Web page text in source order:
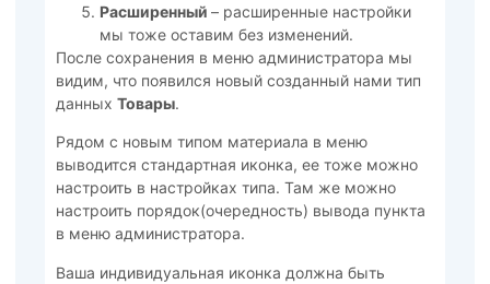
Расширенный – расширенные настройки
мы тоже оставим без изменений.
После сохранения в меню администратора мы
видим, что появился новый созданный нами тип
данных Товары.
Рядом с новым типом материала в меню
выводится стандартная иконка, ее тоже можно
настроить в настройках типа. Там же можно
настроить порядок(очередность) вывода пункта
в меню администратора.
Ваша индивидуальная иконка должна быть